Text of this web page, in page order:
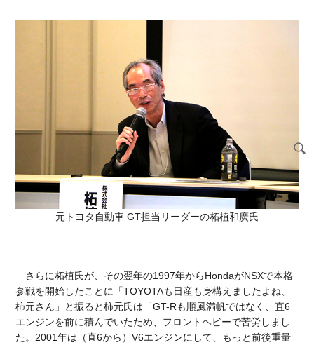
元トヨタ自動車 GT担当リーダーの柘植和廣氏
さらに柘植氏が、その翌年の1997年からHondaがNSXで本格
参戦を開始したことに「TOYOTAも日産も身構えましたよね、
柿元さん」と振ると柿元氏は「GT-Rも順風満帆ではなく、直6
エンジンを前に積んでいたため、フロントヘビーで苦労しまし
た。2001年は（直6から）V6エンジンにして、もっと前後重量